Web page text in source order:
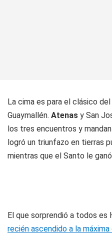
La cima es para el clásico
Guaymallén. Atenas y San
los tres encuentros y
logró un triunfazo en tierras
mientras que el Santo le
El que sorprendió a todos es
recién ascendido a la